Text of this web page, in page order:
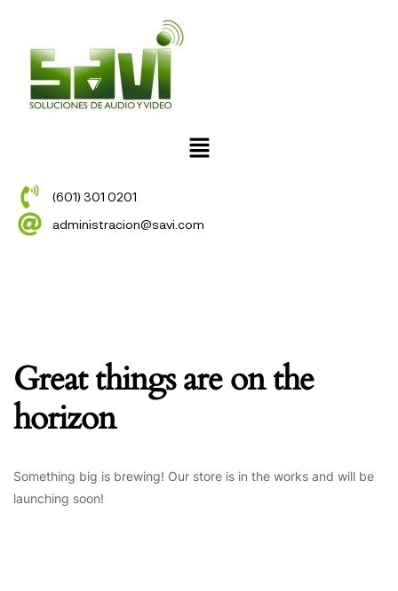
(601) 301 0201
administracion@savi.com
Great things are on the
horizon
Something big is brewing! Our store is in the works and will be
launching soon!